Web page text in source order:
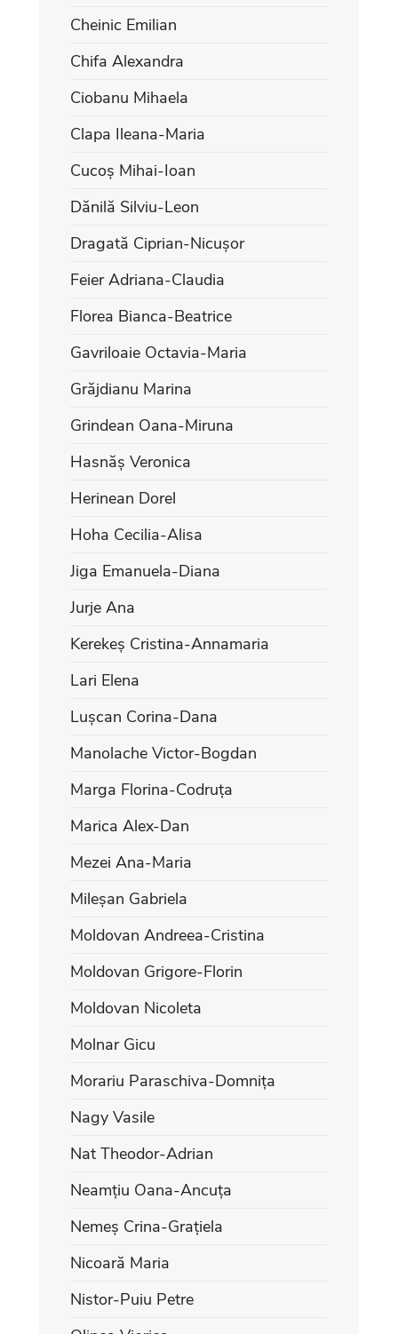
Cheinic Emilian
Chifa Alexandra
Ciobanu Mihaela
Clapa Ileana-Maria
Cucoș Mihai-Ioan
Dănilă Silviu-Leon
Dragată Ciprian-Nicușor
Feier Adriana-Claudia
Florea Bianca-Beatrice
Gavriloaie Octavia-Maria
Grăjdianu Marina
Grindean Oana-Miruna
Hasnăș Veronica
Herinean Dorel
Hoha Cecilia-Alisa
Jiga Emanuela-Diana
Jurje Ana
Kerekeș Cristina-Annamaria
Lari Elena
Lușcan Corina-Dana
Manolache Victor-Bogdan
Marga Florina-Codruța
Marica Alex-Dan
Mezei Ana-Maria
Mileșan Gabriela
Moldovan Andreea-Cristina
Moldovan Grigore-Florin
Moldovan Nicoleta
Molnar Gicu
Morariu Paraschiva-Domnița
Nagy Vasile
Nat Theodor-Adrian
Neamțiu Oana-Ancuța
Nemeș Crina-Grațiela
Nicoară Maria
Nistor-Puiu Petre